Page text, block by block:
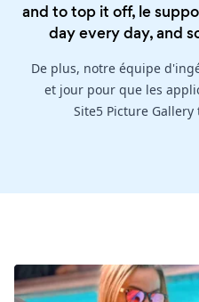
and to top it off, le
day every day, and
De plus, notre équipe
et jour pour que les
Site5 Picture